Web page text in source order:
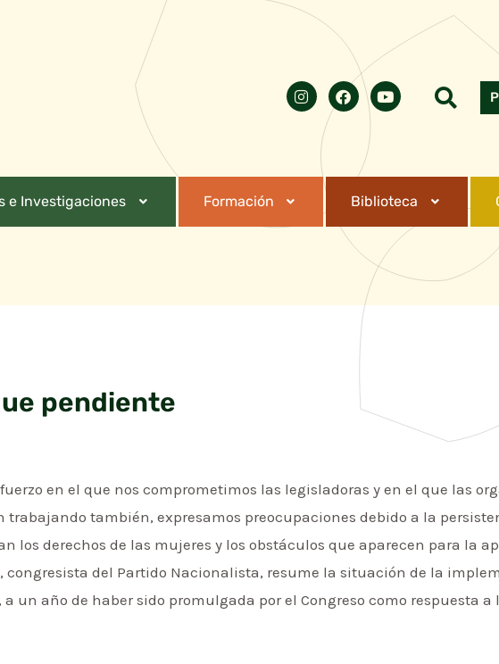
e Investigaciones Formación Biblioteca
pendiente
en el que nos comprometimos las legisladoras y en el que las
también, expresamos preocupaciones debido a la
los derechos de las mujeres y los obstáculos que aparecen para la
congresista del Partido Nacionalista, resume la situación de la
un año de haber sido promulgada por el Congreso como respuesta